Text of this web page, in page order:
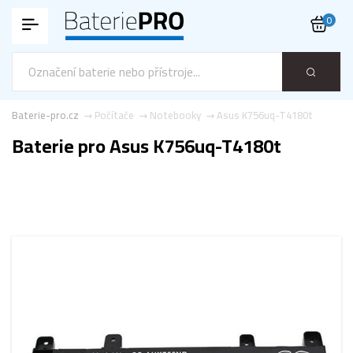
0
Asus K756uq-T4180t
Notebooky
Počítače
Baterie-pro.cz
Baterie pro Asus K756uq-T4180t